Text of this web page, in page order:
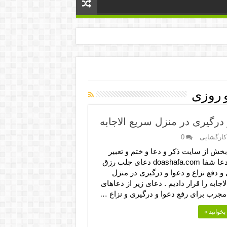
روزی
در منزل سریع الاجابه
کارگشایی 0
بخش از سایت ذکر و دعا و ختم و تعبیر
خواب دعا شفا doashafa.com دعای جلب رزق
و دفع نزاع و دعوا و درگیری در منزل
را قرار دادیم . دعای زیر از دعاهای
برای رفع دعوا و درگیری و نزاع …
»